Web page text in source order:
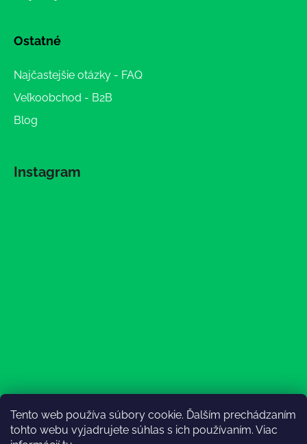
Tento web používa súbory cookie. Ďalším prechádzaním
tohto webu vyjadrujete súhlas s ich používaním. Viac
Ostatné
Najčastejšie otázky - FAQ
Veľkoobchod - B2B
Blog
Instagram
Sledovať na Instagrame